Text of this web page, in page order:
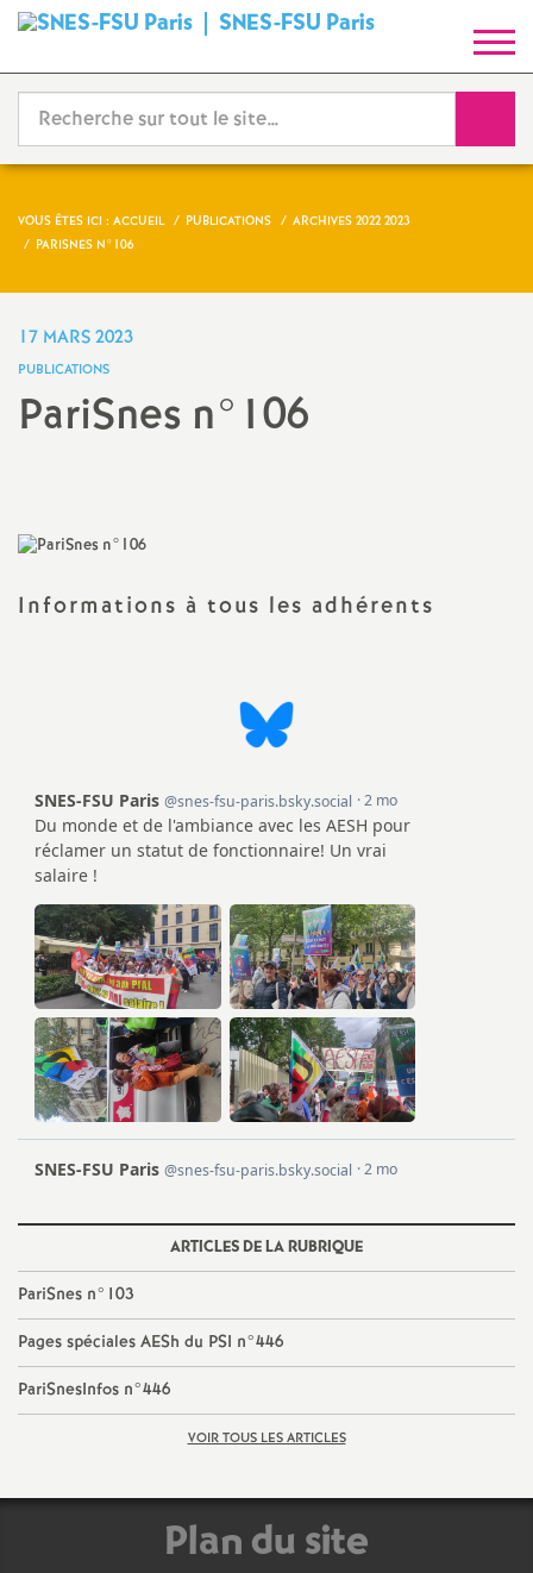
SNES-FSU ParisS
y
n
d
i
a
n
a
l
d
e
s
E
n
s
e
i
g
VOUS ÊTES ICI : ACCUEIL PUBLICATIONS
ARCHIVES 2022 2023
PARISNES N°106
17 MARS 2023
PUBLICATIONS
PariSnes n°106
Informations à tous les adhérents
ARTICLES DE LA RUBRIQUE
PariSnes n°103
Pages spéciales AESh du PSI n°446
PariSnesInfos n°446
VOIR TOUS LES ARTICLES
Plan du site